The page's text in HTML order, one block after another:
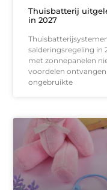
Thuisbatterij
in 2027
salderingsregeling in
met zonnepanelen
voordelen
ongebruikte